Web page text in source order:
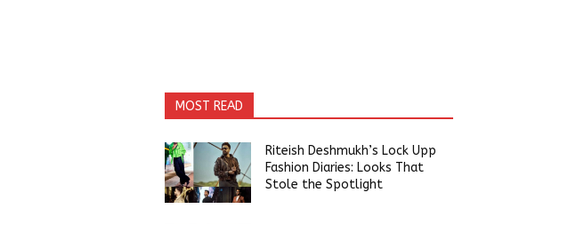
MOST READ
Riteish Deshmukh’s Lock Upp
Fashion Diaries: Looks That
Stole the Spotlight